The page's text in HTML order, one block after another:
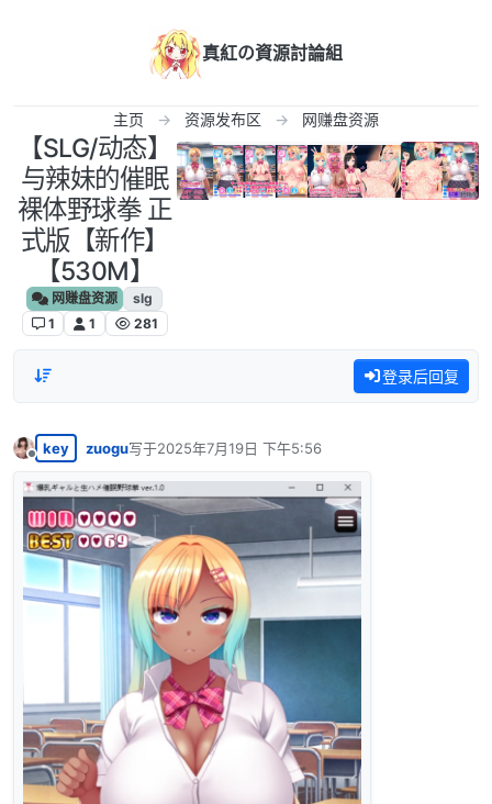
真紅の資源討論組
主页 资源发布区 网赚盘资源
【SLG/动态】
与辣妹的催眠
裸体野球拳 正
式版【新作】
【530M】
网赚盘资源
slg
1
1 281
登录后回复
离线
key zuogu写于2025年7月19日 下午5:56
最后由 编辑